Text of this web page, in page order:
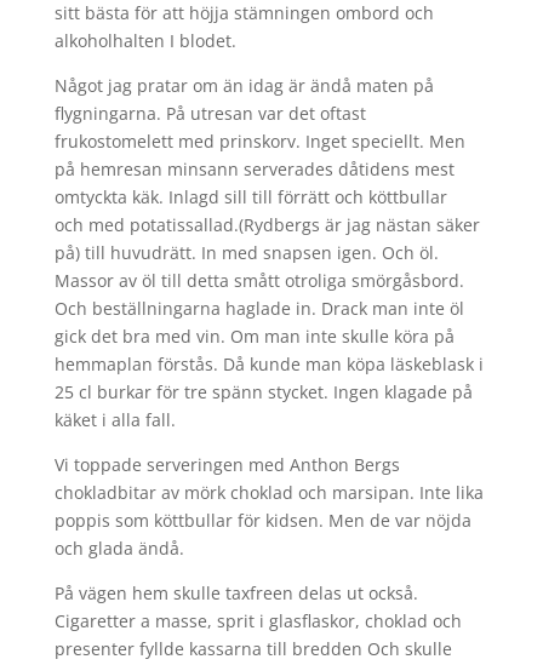
sitt bästa för att höjja stämningen ombord och
alkoholhalten I blodet.
Något jag pratar om än idag är ändå maten på
flygningarna. På utresan var det oftast
frukostomelett med prinskorv. Inget speciellt. Men
på hemresan minsann serverades dåtidens mest
omtyckta käk. Inlagd sill till förrätt och köttbullar
och med potatissallad.(Rydbergs är jag nästan säker
på) till huvudrätt. In med snapsen igen. Och öl.
Massor av öl till detta smått otroliga smörgåsbord.
Och beställningarna haglade in. Drack man inte öl
gick det bra med vin. Om man inte skulle köra på
hemmaplan förstås. Då kunde man köpa läskeblask i
25 cl burkar för tre spänn stycket. Ingen klagade på
käket i alla fall.
Vi toppade serveringen med Anthon Bergs
chokladbitar av mörk choklad och marsipan. Inte lika
poppis som köttbullar för kidsen. Men de var nöjda
och glada ändå.
På vägen hem skulle taxfreen delas ut också.
Cigaretter a masse, sprit i glasflaskor, choklad och
presenter fyllde kassarna till bredden Och skulle